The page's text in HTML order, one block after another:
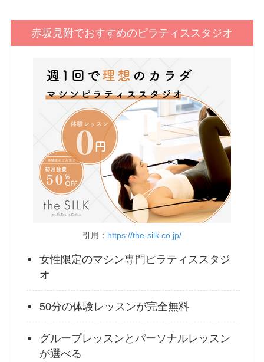
赤坂見附でおすすめのピラティススタジオ
引用： https://the-silk.co.jp/
女性限定のマシン専門ピラティススタジ
オ
50分の体験レッスンが完全無料
グループレッスンとパーソナルレッスン
が選べる